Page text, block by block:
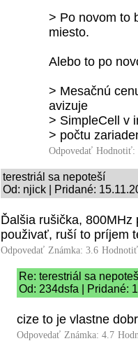
> Po novom to
miesto.
Alebo to po
> Mesačnú
avizuje
> SimpleCell v
> počtu
Odpovedať Hodnotiť:
terestriál sa nepoteší
Od: njick | Pridané:
Ďalšia rušička,
použivať, ruší to príjem
Odpovedať Známka: 3.6
Re: terestriál sa
Od: 234dsfa | Pridané:
cize to je vlastne
Odpovedať Známka: 4.7